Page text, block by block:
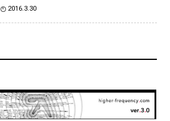
2016.3.30